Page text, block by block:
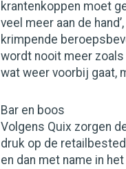
krantenkoppen moet
veel meer aan de
krimpende
wordt nooit meer zoals
wat weer voorbij gaat,
Bar en boos
Volgens Quix zorgen
druk op de
en dan met name in